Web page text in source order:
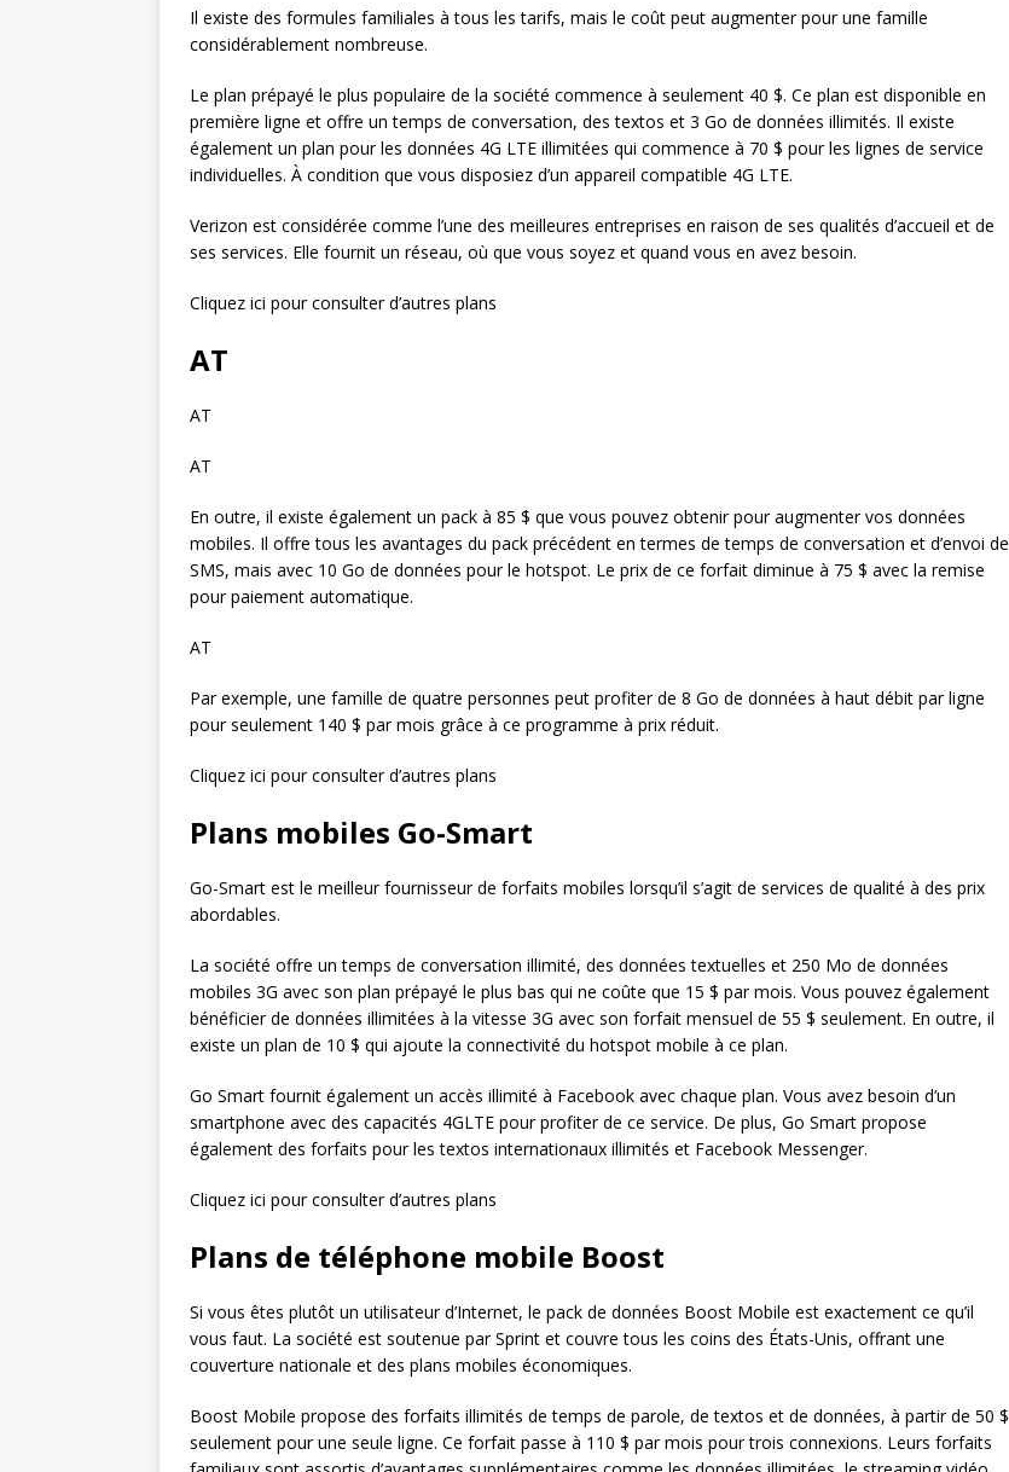
Il existe des formules familiales à tous les tarifs, mais le coût peut augmenter pour une famille
considérablement nombreuse.
Le plan prépayé le plus populaire de la société commence à seulement 40 $. Ce plan est disponible en
première ligne et offre un temps de conversation, des textos et 3 Go de données illimités. Il existe
également un plan pour les données 4G LTE illimitées qui commence à 70 $ pour les lignes de service
individuelles. À condition que vous disposiez d’un appareil compatible 4G LTE.
Verizon est considérée comme l’une des meilleures entreprises en raison de ses qualités d’accueil et de
ses services. Elle fournit un réseau, où que vous soyez et quand vous en avez besoin.
Cliquez ici pour consulter d’autres plans
AT
AT
AT
En outre, il existe également un pack à 85 $ que vous pouvez obtenir pour augmenter vos données
mobiles. Il offre tous les avantages du pack précédent en termes de temps de conversation et d’envoi de
SMS, mais avec 10 Go de données pour le hotspot. Le prix de ce forfait diminue à 75 $ avec la remise
pour paiement automatique.
AT
Par exemple, une famille de quatre personnes peut profiter de 8 Go de données à haut débit par ligne
pour seulement 140 $ par mois grâce à ce programme à prix réduit.
Cliquez ici pour consulter d’autres plans
Plans mobiles Go-Smart
Go-Smart est le meilleur fournisseur de forfaits mobiles lorsqu’il s’agit de services de qualité à des prix
abordables.
La société offre un temps de conversation illimité, des données textuelles et 250 Mo de données
mobiles 3G avec son plan prépayé le plus bas qui ne coûte que 15 $ par mois. Vous pouvez également
bénéficier de données illimitées à la vitesse 3G avec son forfait mensuel de 55 $ seulement. En outre, il
existe un plan de 10 $ qui ajoute la connectivité du hotspot mobile à ce plan.
Go Smart fournit également un accès illimité à Facebook avec chaque plan. Vous avez besoin d’un
smartphone avec des capacités 4GLTE pour profiter de ce service. De plus, Go Smart propose
également des forfaits pour les textos internationaux illimités et Facebook Messenger.
Cliquez ici pour consulter d’autres plans
Plans de téléphone mobile Boost
Si vous êtes plutôt un utilisateur d’Internet, le pack de données Boost Mobile est exactement ce qu’il
vous faut. La société est soutenue par Sprint et couvre tous les coins des États-Unis, offrant une
couverture nationale et des plans mobiles économiques.
Boost Mobile propose des forfaits illimités de temps de parole, de textos et de données, à partir de 50 $
seulement pour une seule ligne. Ce forfait passe à 110 $ par mois pour trois connexions. Leurs forfaits